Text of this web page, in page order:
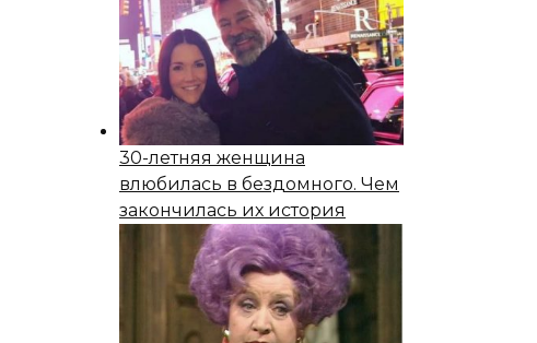
30-летняя женщина
влюбилась в бездомного. Чем
закончилась их история